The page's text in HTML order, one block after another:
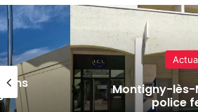
de
Journée
retours en